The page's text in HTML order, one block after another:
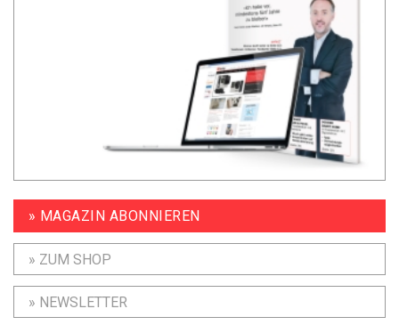
» MAGAZIN ABONNIEREN
» ZUM SHOP
» NEWSLETTER